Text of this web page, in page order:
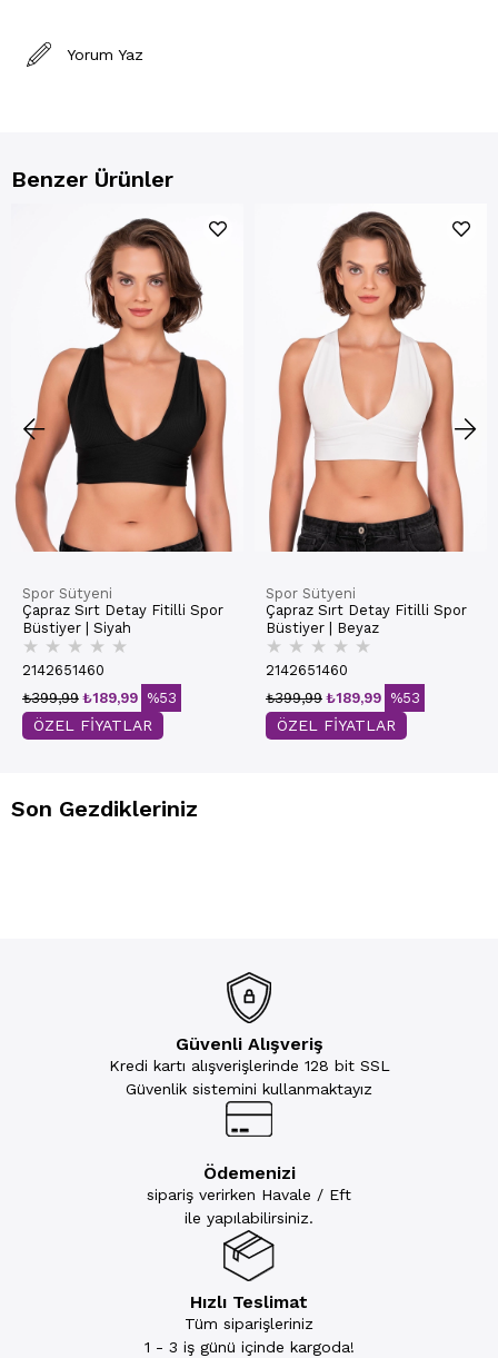
Yorum Yaz
Benzer Ürünler
Spor Sütyeni
Çapraz Sırt Detay Fitilli Spor
Büstiyer | Siyah
★ ★ ★ ★ ★
2142651460
₺189,99
₺399,99 %53
ÖZEL FİYATLAR
Spor Sütyeni
Çapraz Sırt Detay Fitilli Spor
Büstiyer | Beyaz
★ ★ ★ ★ ★
2142651460
₺189,99
₺399,99 %53
ÖZEL FİYATLAR
Son Gezdikleriniz
Güvenli Alışveriş
Kredi kartı alışverişlerinde 128 bit SSL
Güvenlik sistemini kullanmaktayız
Ödemenizi
sipariş verirken Havale / Eft
ile yapılabilirsiniz.
Hızlı Teslimat
Tüm siparişleriniz
1 - 3 iş günü içinde kargoda!